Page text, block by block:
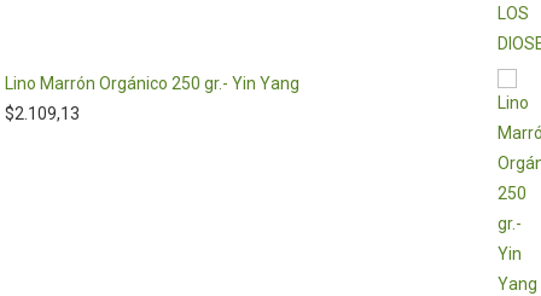
Lino Marrón Orgánico 250 gr.- Yin Yang
$2.109,13